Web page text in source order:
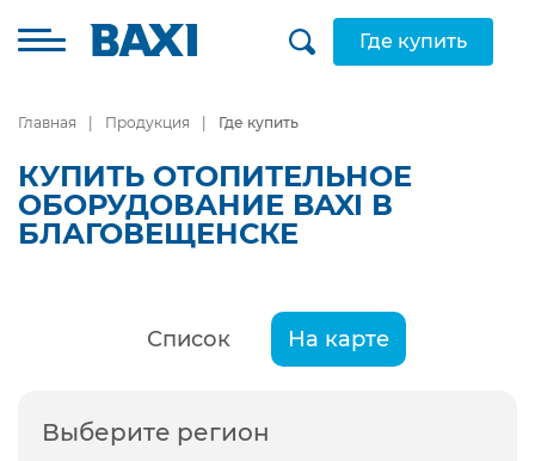
Где купить
Главная Продукция Где купить
КУПИТЬ ОТОПИТЕЛЬНОЕ
ОБОРУДОВАНИЕ BAXI В
БЛАГОВЕЩЕНСКЕ
Список На карте
Выберите регион